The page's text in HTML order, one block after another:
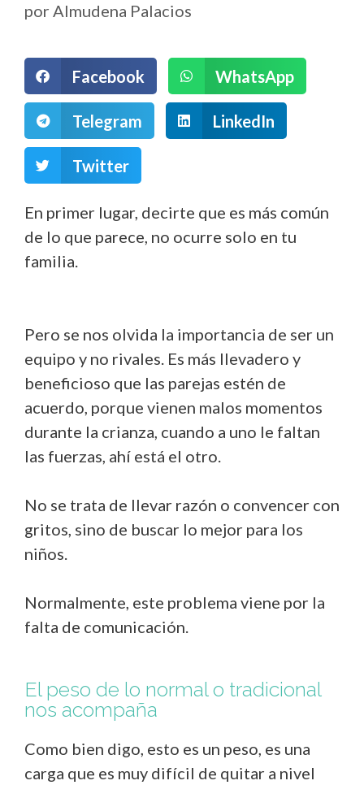
por Almudena Palacios
Facebook WhatsApp
Telegram LinkedIn
Twitter
En primer lugar, decirte que es más común
de lo que parece, no ocurre solo en tu
familia.
Pero se nos olvida la importancia de ser un
equipo y no rivales. Es más llevadero y
beneficioso que las parejas estén de
acuerdo, porque vienen malos momentos
durante la crianza, cuando a uno le faltan
las fuerzas, ahí está el otro.
No se trata de llevar razón o convencer con
gritos, sino de buscar lo mejor para los
niños.
Normalmente, este problema viene por la
falta de comunicación.
El peso de lo normal o tradicional
nos acompaña
Como bien digo, esto es un peso, es una
carga que es muy difícil de quitar a nivel